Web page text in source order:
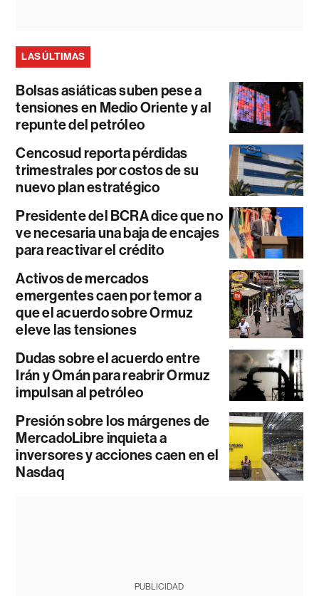
LAS ÚLTIMAS
Bolsas asiáticas suben pese a
tensiones en Medio Oriente y al
repunte del petróleo
Cencosud reporta pérdidas
trimestrales por costos de su
nuevo plan estratégico
Presidente del BCRA dice que no
ve necesaria una baja de encajes
para reactivar el crédito
Activos de mercados
emergentes caen por temor a
que el acuerdo sobre Ormuz
eleve las tensiones
Dudas sobre el acuerdo entre
Irán y Omán para reabrir Ormuz
impulsan al petróleo
Presión sobre los márgenes de
MercadoLibre inquieta a
inversores y acciones caen en el
Nasdaq
PUBLICIDAD